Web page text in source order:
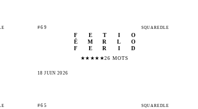
#69 SQUAREDLE
F E T I
O
É
M R L
O
F
E R I D
★★ ★★ ★26 MOTS
18 JUIN 2026
#65 SQUAREDLE